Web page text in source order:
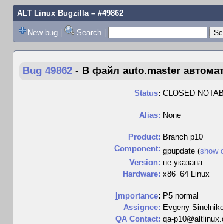
ALT Linux Bugzilla– #49862
New bug | Search |
Bug 49862 - В файл auto.master
Status: CLOSED
Alias: None
Product: Branch p10
Component: gpupdate (show
Version: не указана
Hardware: x86_64 Linux
mportance: P5 normal
Assignee: Evgeny
QA Contact: qa-